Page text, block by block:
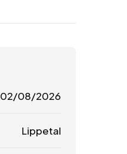
02/08/2026
Lippetal